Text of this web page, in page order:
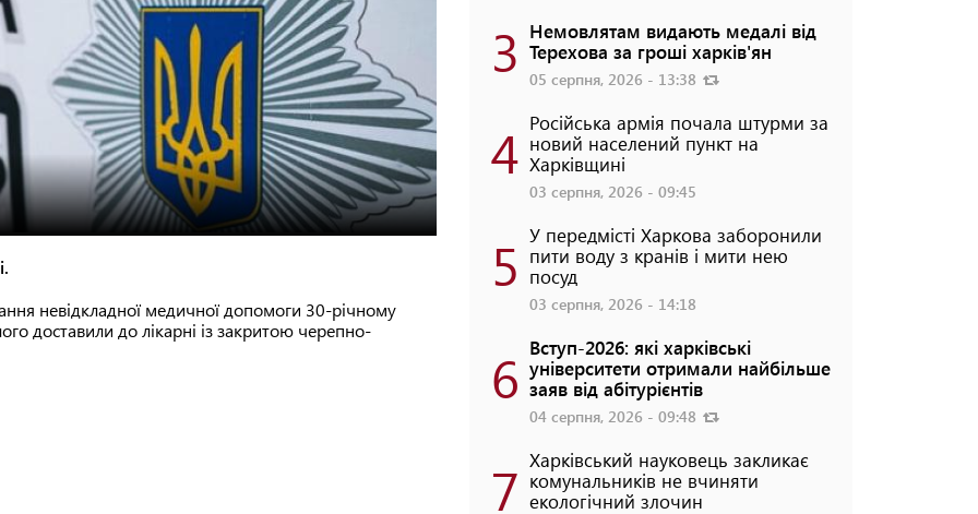
невідкладної медичної допомоги 30-річному
доставили до лікарні із закритою черепно-
3 Немовлятам видають медалі від
Терехова за гроші харків'ян
05 серпня, 2026 - 13:38
4 Російська армія почала штурми за
новий населений пункт на
Харківщині
03 серпня, 2026 - 09:45
5 У передмісті Харкова заборонили
пити воду з кранів і мити нею
посуд
03 серпня, 2026 - 14:18
6 Вступ-2026: які харківські
університети отримали найбільше
заяв від абітурієнтів
04 серпня, 2026 - 09:48
7 Харківський науковець закликає
комунальників не вчиняти
екологічний злочин